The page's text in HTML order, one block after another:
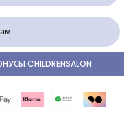
CHILDRENSALON